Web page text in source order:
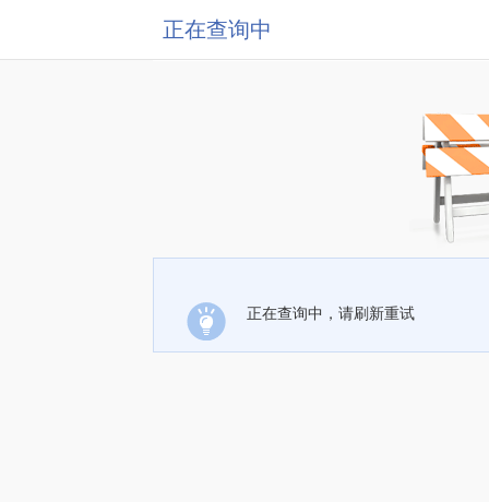
正在查询中
正在查询中，请刷新重试